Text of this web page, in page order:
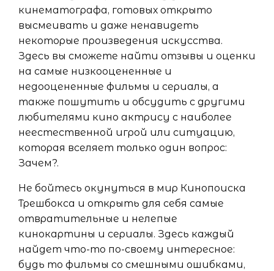
кинематографа, готовых открыто
высмеивать и даже ненавидеть
некоторые произведения искусства.
Здесь вы сможете найти отзывы и оценки
на самые низкооцененные и
недооцененные фильмы и сериалы, а
также пошутить и обсудить с другими
любителями кино актрису с наиболее
неестественной игрой или ситуацию,
которая вселяет только один вопрос:
Зачем?.
Не бойтесь окунуться в мир Кинопоиска
Трешбокса и открыть для себя самые
отвратительные и нелепые
кинокартины и сериалы. Здесь каждый
найдет что-то по-своему интересное:
будь то фильмы со смешными ошибками,